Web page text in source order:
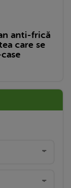
anti-frică
care se